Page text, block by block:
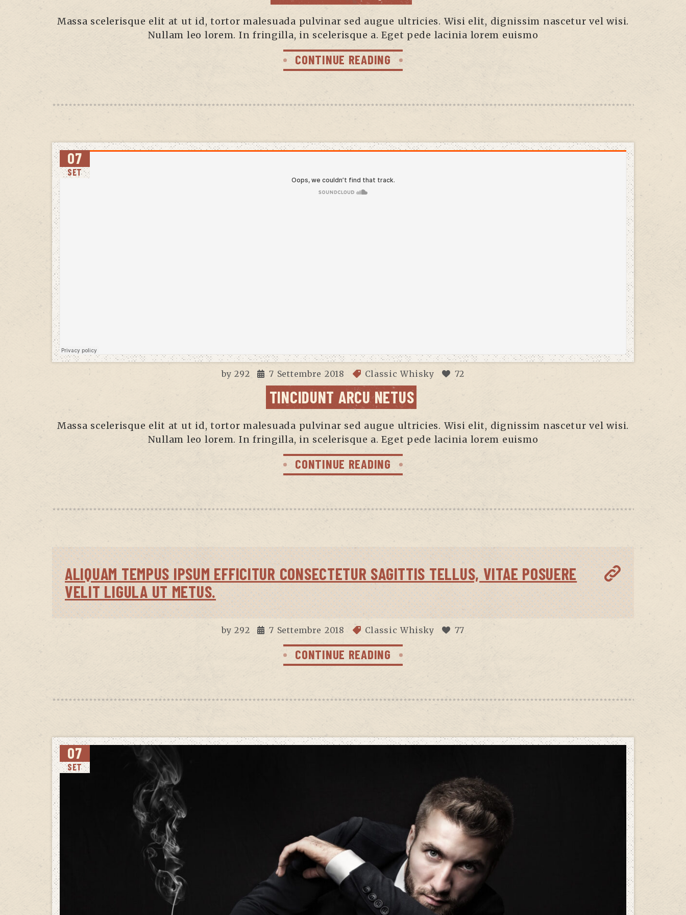
Massa scelerisque elit at ut id, tortor malesuada pulvinar sed augue ultricies. Wisi elit, dignissim nascetur vel wisi.
Nullam leo lorem. In fringilla, in scelerisque a. Eget pede lacinia lorem euismo
CONTINUE READING
07
SET
by292 7 Settembre 2018 Classic Whisky 72
TINCIDUNT ARCU NETUS
Massa scelerisque elit at ut id, tortor malesuada pulvinar sed augue ultricies. Wisi elit, dignissim nascetur vel wisi.
Nullam leo lorem. In fringilla, in scelerisque a. Eget pede lacinia lorem euismo
CONTINUE READING
ALIQUAM TEMPUS IPSUM EFFICITUR CONSECTETUR SAGITTIS TELLUS, VITAE POSUERE
VELIT LIGULA UT METUS.
by292 7 Settembre 2018 Classic Whisky 77
CONTINUE READING
07
SET